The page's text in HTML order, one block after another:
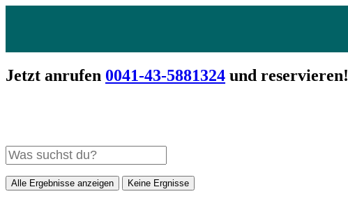
Jetzt anrufen 0041-43-5881324 und reservieren!
Alle Ergebnisse anzeigen Keine Ergnisse